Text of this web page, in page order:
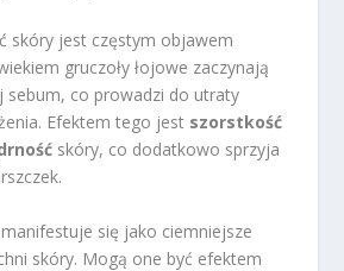
skóry jest częstym objawem
gruczoły łojowe zaczynają
sebum, co prowadzi do utraty
Efektem tego jest szorstkość
skóry, co dodatkowo sprzyja
się jako ciemniejsze
skóry. Mogą one być efektem